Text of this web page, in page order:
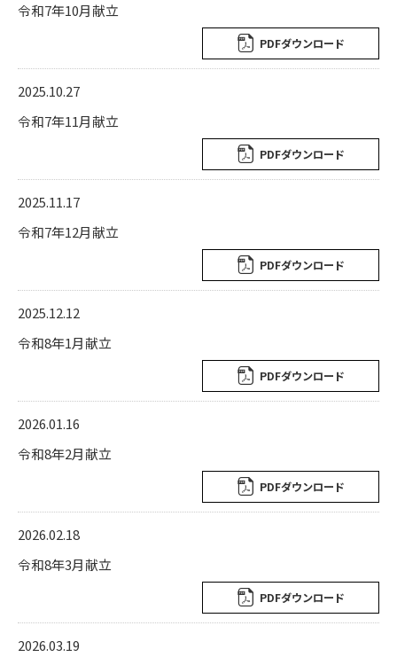
令和7年10月献立
PDFダウンロード
2025.10.27
令和7年11月献立
PDFダウンロード
2025.11.17
令和7年12月献立
PDFダウンロード
2025.12.12
令和8年1月献立
PDFダウンロード
2026.01.16
令和8年2月献立
PDFダウンロード
2026.02.18
令和8年3月献立
PDFダウンロード
2026.03.19